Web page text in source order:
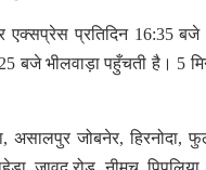
एक्सप्रेस प्रतिदिन 16:35
बजे भीलवाड़ा पहुँचती है। 5
असालपुर जोबनेर, हिरनोदा,